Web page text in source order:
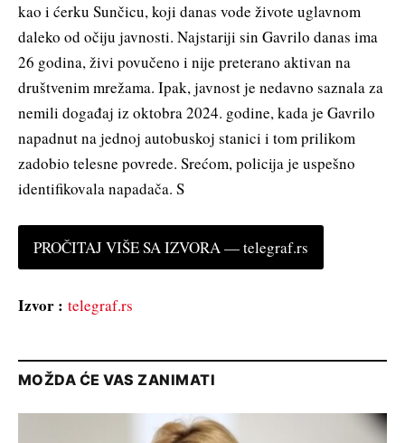
kao i ćerku Sunčicu, koji danas vode živote uglavnom
daleko od očiju javnosti. Najstariji sin Gavrilo danas ima
26 godina, živi povučeno i nije preterano aktivan na
društvenim mrežama. Ipak, javnost je nedavno saznala za
nemili događaj iz oktobra 2024. godine, kada je Gavrilo
napadnut na jednoj autobuskoj stanici i tom prilikom
zadobio telesne povrede. Srećom, policija je uspešno
identifikovala napadača. S
PROČITAJ VIŠE SA IZVORA — telegraf.rs
Izvor : telegraf.rs
MOŽDA ĆE VAS ZANIMATI